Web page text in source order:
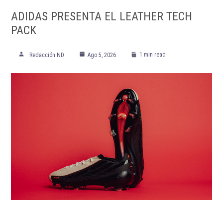
ADIDAS PRESENTA EL LEATHER TECH
PACK
Redacción ND Ago 5, 2026 1 min read